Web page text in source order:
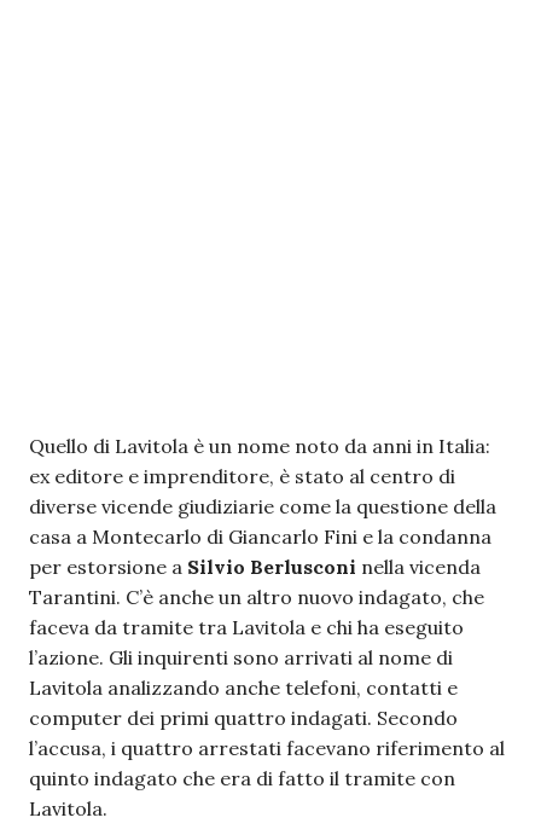
Quello di Lavitola è un nome noto da anni in Italia:
ex editore e imprenditore, è stato al centro di
diverse vicende giudiziarie come la questione della
casa a Montecarlo di Giancarlo Fini e la condanna
per estorsione a Silvio Berlusconi nella vicenda
Tarantini. C’è anche un altro nuovo indagato, che
faceva da tramite tra Lavitola e chi ha eseguito
l’azione. Gli inquirenti sono arrivati al nome di
Lavitola analizzando anche telefoni, contatti e
computer dei primi quattro indagati. Secondo
l’accusa, i quattro arrestati facevano riferimento al
quinto indagato che era di fatto il tramite con
Lavitola.